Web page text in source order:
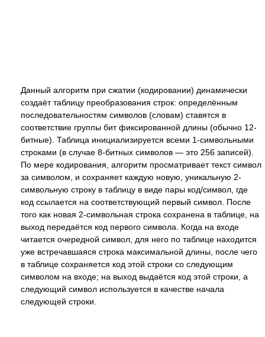
Данный алгоритм при сжатии (кодировании) динамически
создаёт таблицу преобразования строк: определённым
последовательностям символов (словам) ставятся в
соответствие группы бит фиксированной длины (обычно 12-
битные). Таблица инициализируется всеми 1-символьными
строками (в случае 8-битных символов — это 256 записей).
По мере кодирования, алгоритм просматривает текст символ
за символом, и сохраняет каждую новую, уникальную 2-
символьную строку в таблицу в виде пары код/символ, где
код ссылается на соответствующий первый символ. После
того как новая 2-символьная строка сохранена в таблице, на
выход передаётся код первого символа. Когда на входе
читается очередной символ, для него по таблице находится
уже встречавшаяся строка максимальной длины, после чего
в таблице сохраняется код этой строки со следующим
символом на входе; на выход выдаётся код этой строки, а
следующий символ используется в качестве начала
следующей строки.